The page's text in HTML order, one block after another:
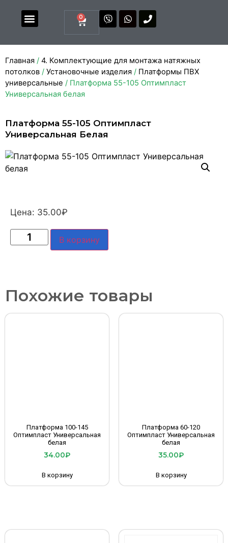
0
Главная / 4. Комплектующие для монтажа натяжных
потолков / Установочные изделия / Платформы ПВХ
универсальные / Платформа 55-105 Оптимпласт
Универсальная белая
Платформа 55-105 Оптимпласт
Универсальная Белая
Цена: 35.00₽
В корзину
Похожие товары
Платформа 100-145
Оптимпласт Универсальная
белая
34.00₽
В корзину
Платформа 60-120
Оптимпласт Универсальная
белая
35.00₽
В корзину